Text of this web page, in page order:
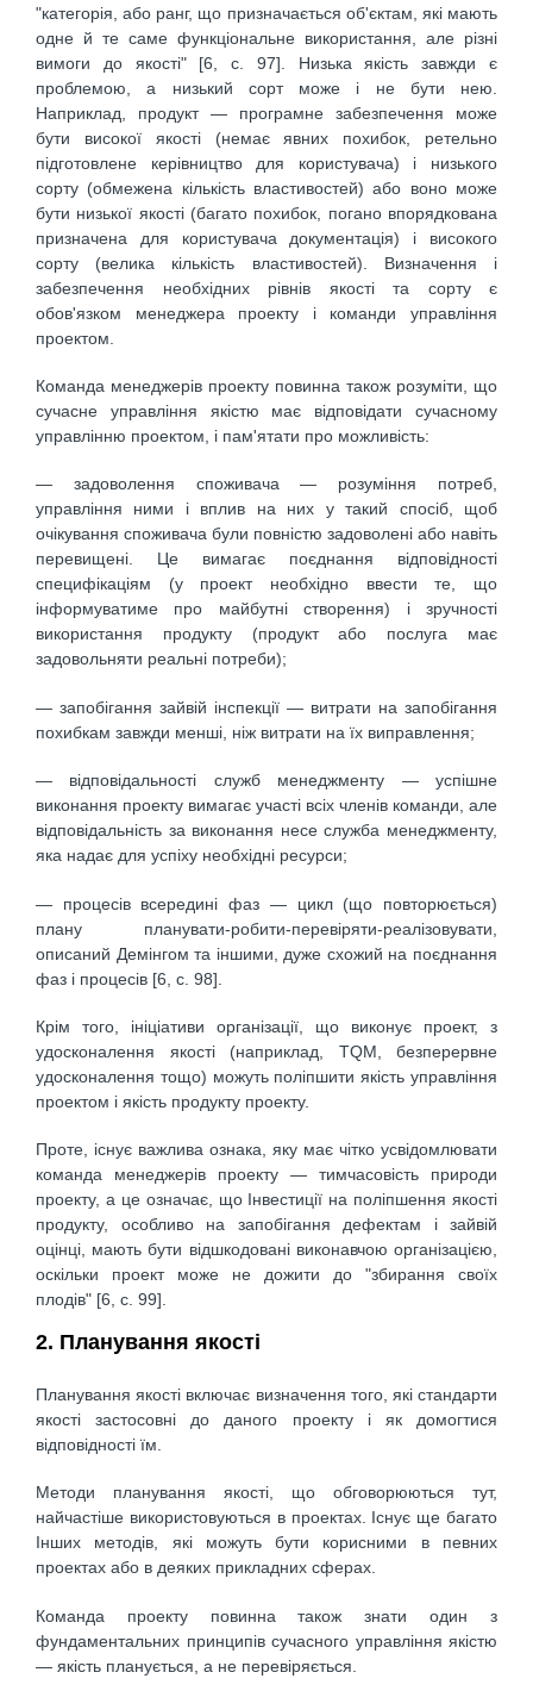
"категорія, або ранг, що призначається об'єктам, які мають
одне й те саме функціональне використання, але різні
вимоги до якості" [6, с. 97]. Низька якість завжди є
проблемою, а низький сорт може і не бути нею.
Наприклад, продукт — програмне забезпечення може
бути високої якості (немає явних похибок, ретельно
підготовлене керівництво для користувача) і низького
сорту (обмежена кількість властивостей) або воно може
бути низької якості (багато похибок, погано впорядкована
призначена для користувача документація) і високого
сорту (велика кількість властивостей). Визначення і
забезпечення необхідних рівнів якості та сорту є
обов'язком менеджера проекту і команди управління
проектом.
Команда менеджерів проекту повинна також розуміти, що
сучасне управління якістю має відповідати сучасному
управлінню проектом, і пам'ятати про можливість:
— задоволення споживача — розуміння потреб,
управління ними і вплив на них у такий спосіб, щоб
очікування споживача були повністю задоволені або навіть
перевищені. Це вимагає поєднання відповідності
специфікаціям (у проект необхідно ввести те, що
інформуватиме про майбутні створення) і зручності
використання продукту (продукт або послуга має
задовольняти реальні потреби);
— запобігання зайвій інспекції — витрати на запобігання
похибкам завжди менші, ніж витрати на їх виправлення;
— відповідальності служб менеджменту — успішне
виконання проекту вимагає участі всіх членів команди, але
відповідальність за виконання несе служба менеджменту,
яка надає для успіху необхідні ресурси;
— процесів всередині фаз — цикл (що повторюється)
плану планувати-робити-перевіряти-реалізовувати,
описаний Демінгом та іншими, дуже схожий на поєднання
фаз і процесів [6, с. 98].
Крім того, ініціативи організації, що виконує проект, з
удосконалення якості (наприклад, ТQМ, безперервне
удосконалення тощо) можуть поліпшити якість управління
проектом і якість продукту проекту.
Проте, існує важлива ознака, яку має чітко усвідомлювати
команда менеджерів проекту — тимчасовість природи
проекту, а це означає, що Інвестиції на поліпшення якості
продукту, особливо на запобігання дефектам і зайвій
оцінці, мають бути відшкодовані виконавчою організацією,
оскільки проект може не дожити до "збирання своїх
плодів" [6, с. 99].
2. Планування якості
Планування якості включає визначення того, які стандарти
якості застосовні до даного проекту і як домогтися
відповідності їм.
Методи планування якості, що обговорюються тут,
найчастіше використовуються в проектах. Існує ще багато
Інших методів, які можуть бути корисними в певних
проектах або в деяких прикладних сферах.
Команда проекту повинна також знати один з
фундаментальних принципів сучасного управління якістю
— якість планується, а не перевіряється.